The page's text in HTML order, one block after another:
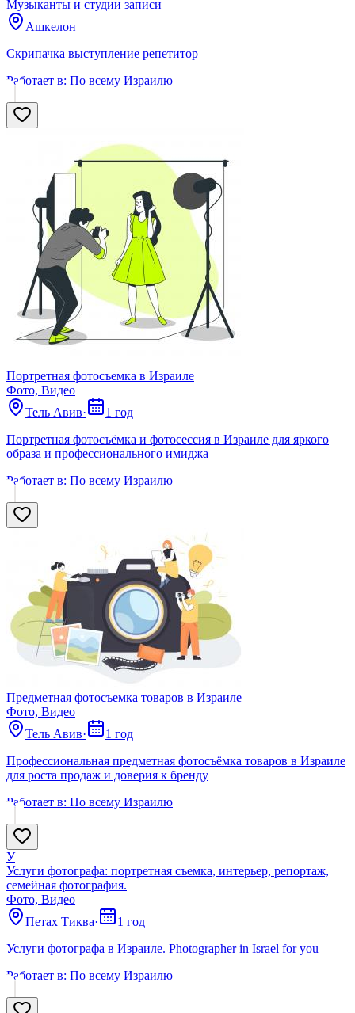
Музыканты и студии записи
Ашкелон
Скрипачка выступление репетитор
Работает в: По всему Израилю
Портретная фотосъемка в Израиле
Фото, Видео
Тель Авив·
1 год
Портретная фотосъёмка и фотосессия в Израиле для яркого
образа и профессионального имиджа
Работает в: По всему Израилю
Предметная фотосъемка товаров в Израиле
Фото, Видео
Тель Авив·
1 год
Профессиональная предметная фотосъёмка товаров в Израиле
для роста продаж и доверия к бренду
Работает в: По всему Израилю
У
Услуги фотографа: портретная съемка, интерьер, репортаж,
семейная фотография.
Фото, Видео
Петах Тиква·
1 год
Услуги фотографа в Израиле. Photographer in Israel for you
Работает в: По всему Израилю